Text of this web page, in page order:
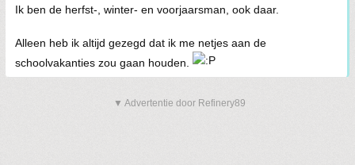
Ik ben de herfst-, winter- en voorjaarsman, ook daar.
Alleen heb ik altijd gezegd dat ik me netjes aan de
schoolvakanties zou gaan houden.
▼ Advertentie door Refinery89